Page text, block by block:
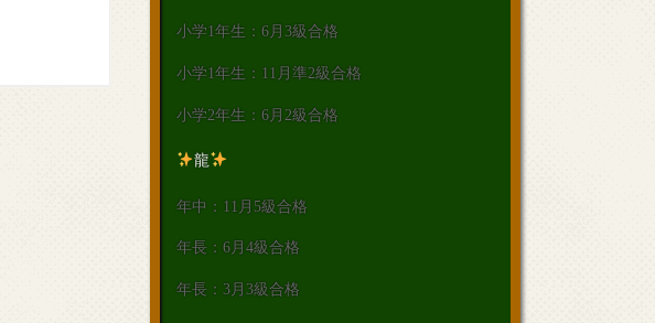
小学1年生：6月3級合格
小学1年生：11月準2級合格
小学2年生：6月2級合格
龍
年中：11月5級合格
年長：6月4級合格
年長：3月3級合格